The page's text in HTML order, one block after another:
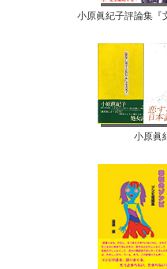
小原眞紀子評論集『
小原眞